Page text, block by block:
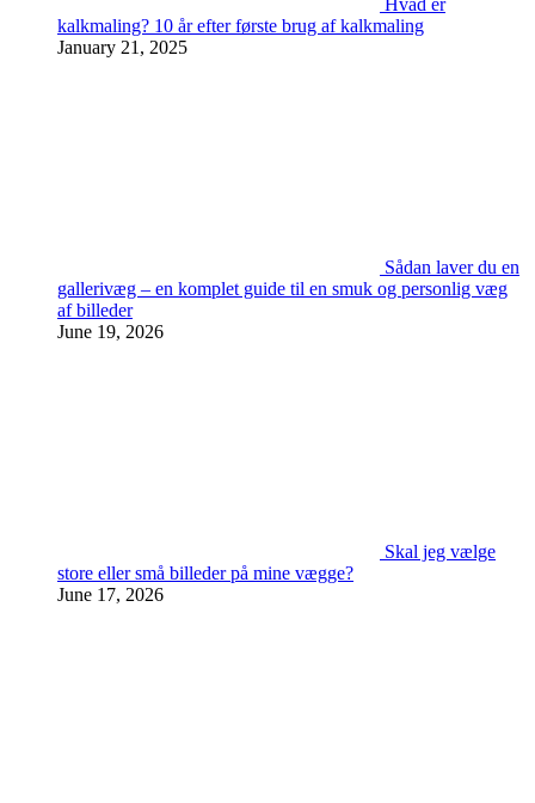
Hvad er
kalkmaling? 10 år efter første brug af kalkmaling
January 21, 2025
Sådan laver du en
gallerivæg – en komplet guide til en smuk og personlig væg
af billeder
June 19, 2026
Skal jeg vælge
store eller små billeder på mine vægge?
June 17, 2026